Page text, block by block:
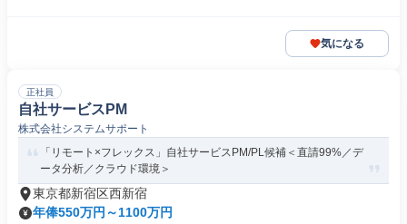
気になる
正社員
自社サービスPM
株式会社システムサポート
「リモート×フレックス」自社サービスPM/PL候補＜直請99%／デ
ータ分析／クラウド環境＞
東京都新宿区西新宿
年俸550万円～1100万円